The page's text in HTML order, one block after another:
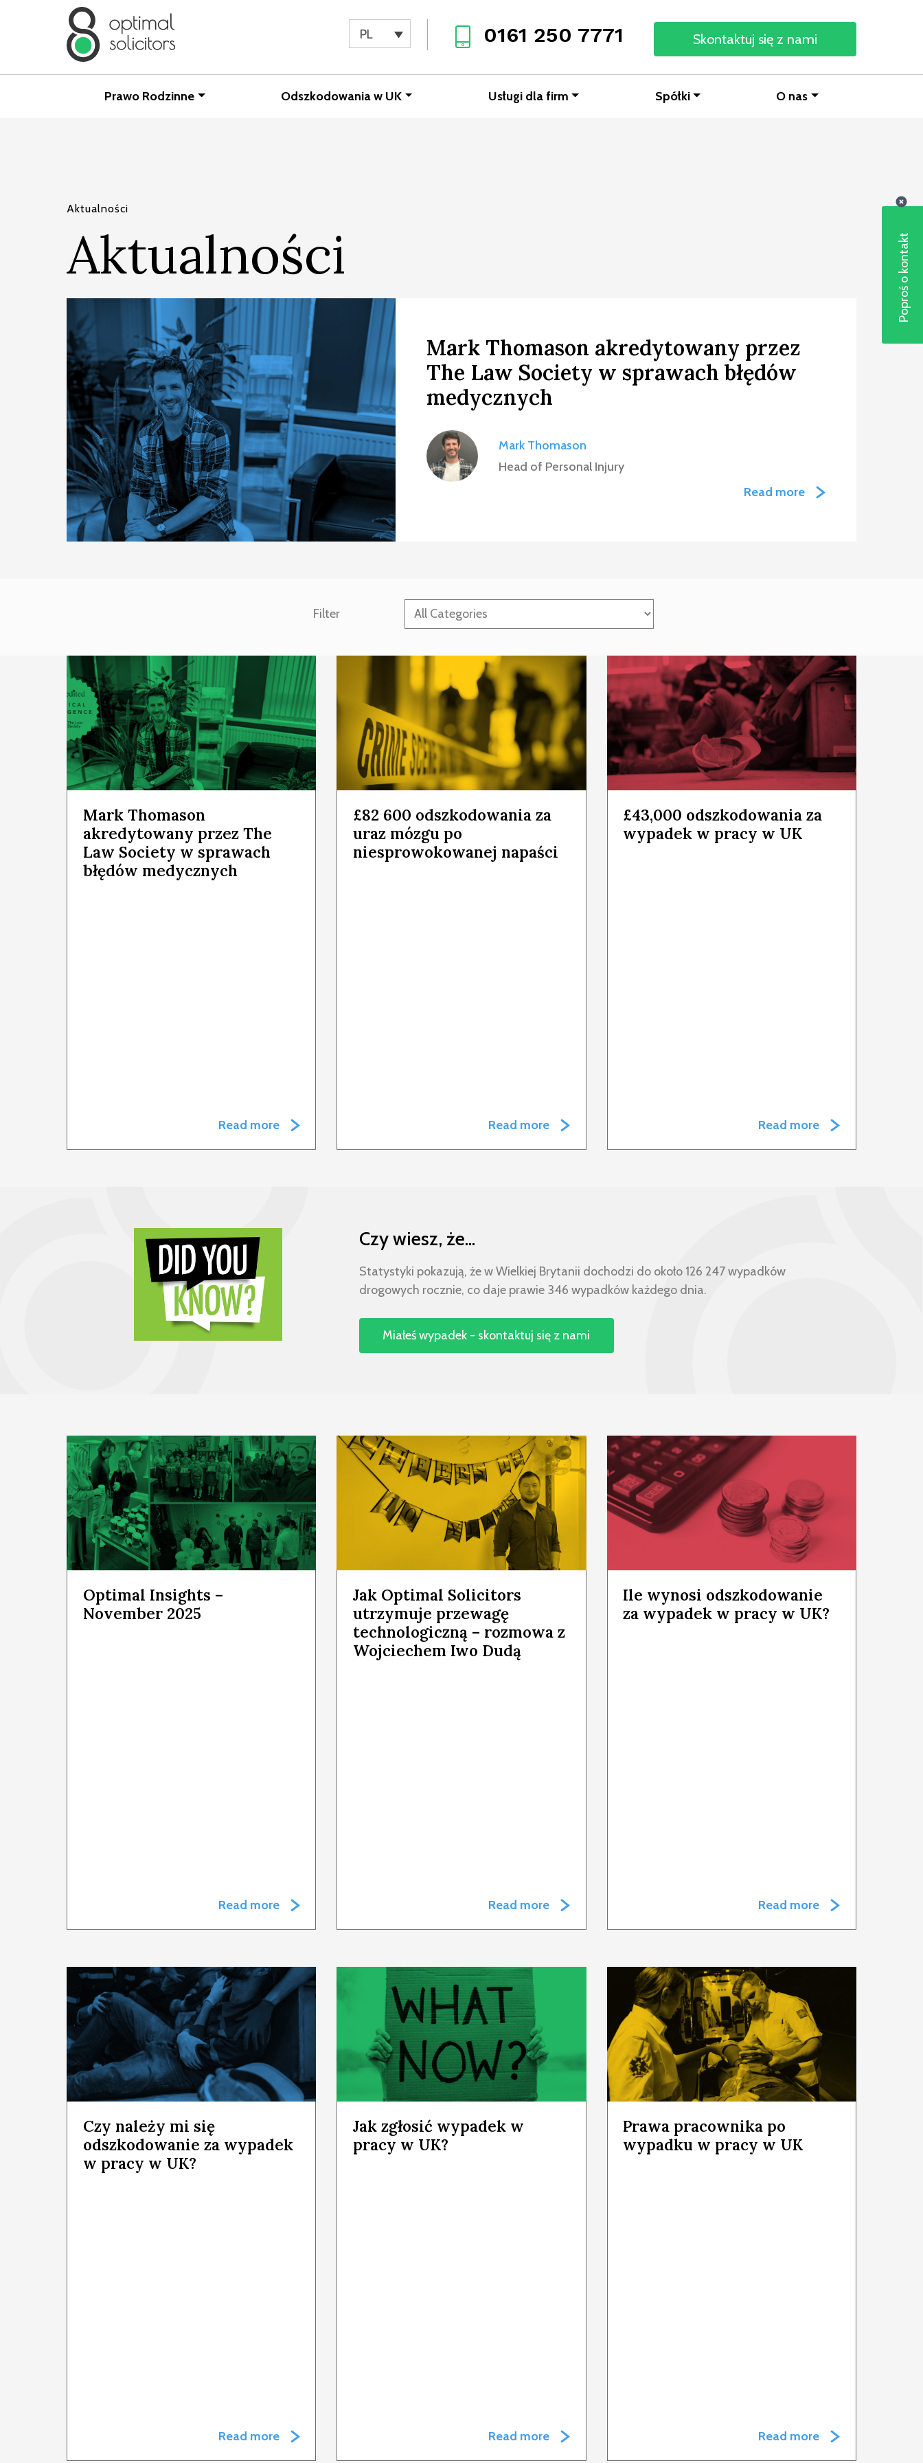
0161 250 7771 Skontaktuj się z nami
PL
Prawo Rodzinne Odszkodowania w UK Usługi dla firm Spółki O nas
Aktualności
Aktualności
Mark Thomason akredytowany przez
The Law Society w sprawach błędów
medycznych
Mark Thomason
Head of Personal Injury
Read more
Filter
Mark Thomason
akredytowany przez The
Law Society w sprawach
błędów medycznych
Read more
£82 600 odszkodowania za
uraz mózgu po
niesprowokowanej napaści
Read more
£43,000 odszkodowania za
wypadek w pracy w UK
Read more
Czy wiesz, że...
Statystyki pokazują, że w Wielkiej Brytanii dochodzi do około 126 247 wypadków
drogowych rocznie, co daje prawie 346 wypadków każdego dnia.
Miałeś wypadek - skontaktuj się z nami
Optimal Insights –
November 2025
Read more
Jak Optimal Solicitors
utrzymuje przewagę
technologiczną – rozmowa z
Wojciechem Iwo Dudą
Read more
Ile wynosi odszkodowanie
za wypadek w pracy w UK?
Read more
Czy należy mi się
odszkodowanie za wypadek
w pracy w UK?
Read more
Jak zgłosić wypadek w
pracy w UK?
Read more
Prawa pracownika po
wypadku w pracy w UK
Read more
Poproś o kontakt